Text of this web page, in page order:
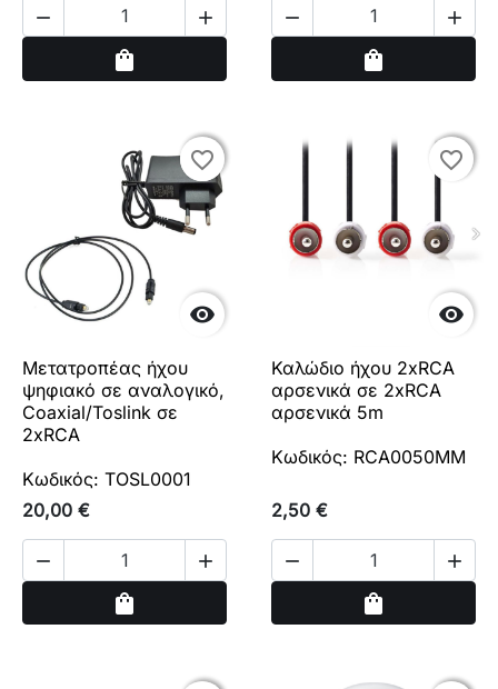
 
shopping_bag
 
shopping_bag

favorite_border
favorite_border
Μετατροπέας ήχου
ψηφιακό σε αναλογικό,
Coaxial/Toslink σε
2xRCA
Κωδικός: TOSL0001
20,00 €
 
shopping_bag

favorite_border
favorite_border
Καλώδιο ήχου 2xRCA
αρσενικά σε 2xRCA
αρσενικά 5m
Κωδικός: RCA0050MM
2,50 €
 
shopping_bag